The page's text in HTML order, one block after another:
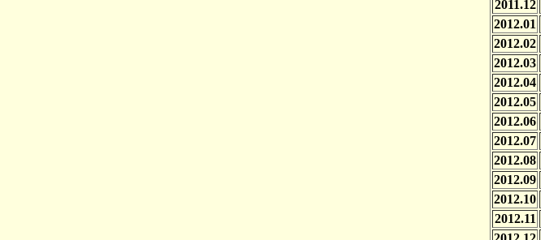
2011.12
2012.01
2012.02
2012.03
2012.04
2012.05
2012.06
2012.07
2012.08
2012.09
2012.10
2012.11